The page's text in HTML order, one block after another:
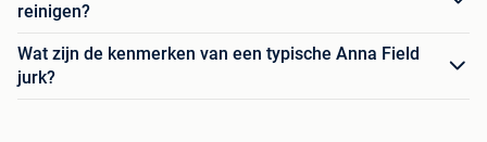
reinigen?
Wat zijn de kenmerken van een typische Anna Field
jurk?